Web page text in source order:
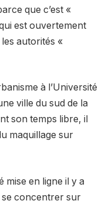
que c’est «
est ouvertement
autorités «
à l’Université
ville du sud de la
son temps libre, il
maquillage sur
mise en ligne il y a
se concentrer sur